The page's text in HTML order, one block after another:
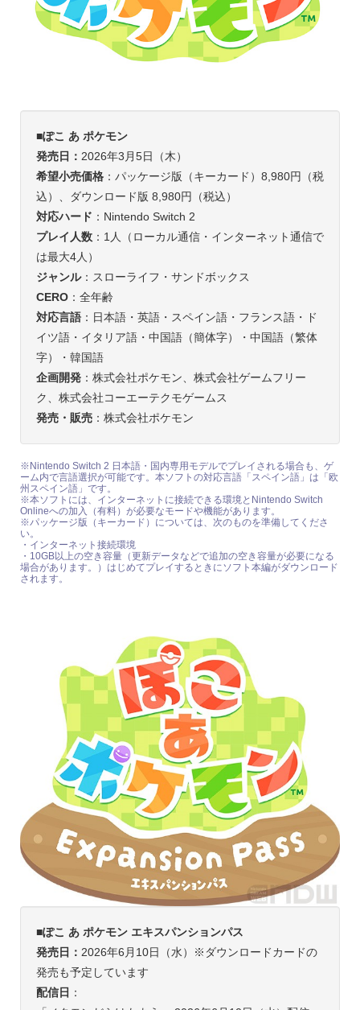
■ぽこ あ ポケモン
発売日： 2026年3月5日（木）
希望小売価格：パッケージ版（キーカード）8,980円（税
込）、ダウンロード版 8,980円（税込）
対応ハード ：Nintendo Switch 2
プレイ人数：1人（ローカル通信・インターネット通信で
は最大4人）
ジャンル：スローライフ・サンドボックス
CERO：全年齢
対応言語：日本語・英語・スペイン語・フランス語・ド
イツ語・イタリア語・中国語（簡体字）・中国語（繁体
字）・韓国語
企画開発：株式会社ポケモン、株式会社ゲームフリー
ク、株式会社コーエーテクモゲームス
発売・販売：株式会社ポケモン
※Nintendo Switch 2 日本語・国内専用モデルでプレイされる場合も、ゲ
ーム内で言語選択が可能です。本ソフトの対応言語「スペイン語」は「欧
州スペイン語」です。
※本ソフトには、インターネットに接続できる環境とNintendo Switch
Onlineへの加入（有料）が必要なモードや機能があります。
※パッケージ版（キーカード）については、次のものを準備してくださ
い。
・インターネット接続環境
・10GB以上の空き容量（更新データなどで追加の空き容量が必要になる
場合があります。）はじめてプレイするときにソフト本編がダウンロード
されます。
■ぽこ あ ポケモン エキスパンションパス
発売日： 2026年6月10日（水）※ダウンロードカードの
発売も予定しています
配信日 ：